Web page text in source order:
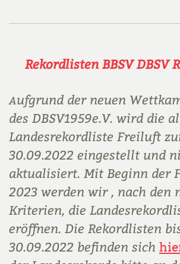
Rekordlisten BBSV DBSV
Aufgrund der neuen
des DBSV1959e.V. wird die
Landesrekordliste Freiluft
30.09.2022 eingestellt und
aktualisiert. Mit Beginn der
2023 werden wir , nach den
Kriterien, die
eröffnen. Die Rekordlisten
30.09.2022 befinden sich